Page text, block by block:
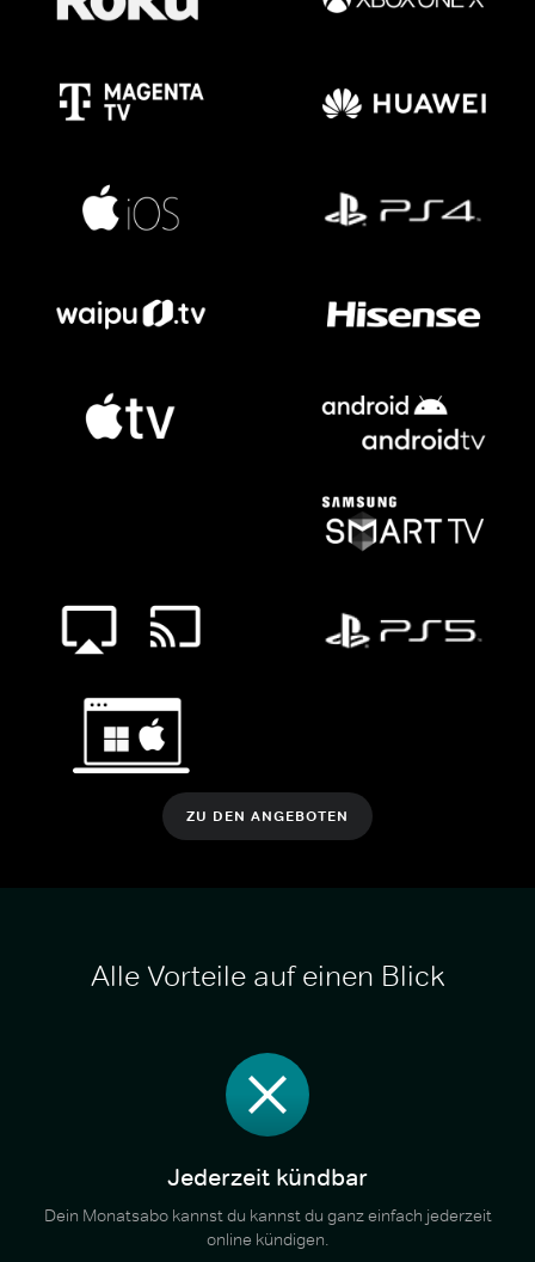
ZU DEN ANGEBOTEN
Alle Vorteile auf einen Blick
Jederzeit kündbar
Dein Monatsabo kannst du kannst du ganz einfach jederzeit
online kündigen.